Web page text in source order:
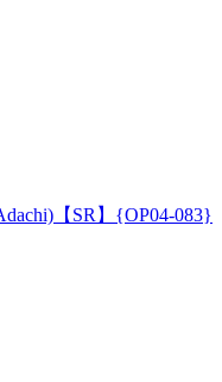
【SR】{OP04-083}